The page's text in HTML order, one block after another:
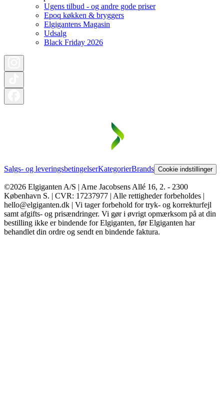
Ugens tilbud - og andre gode priser
Epoq køkken & bryggers
Elgigantens Magasin
Udsalg
Black Friday 2026
Salgs- og leveringsbetingelserKategorierBrands Cookie indstillinger
©2026 Elgiganten A/S | Arne Jacobsens Allé 16, 2. - 2300
København S. | CVR: 17237977 | Alle rettigheder forbeholdes |
hello@elgiganten.dk | Vi tager forbehold for tryk- og korrekturfejl
samt afgifts- og prisændringer. Vi gør i øvrigt opmærksom på at din
bestilling ikke er bindende for Elgiganten, før Elgiganten har
behandlet din ordre og sendt en bindende faktura.